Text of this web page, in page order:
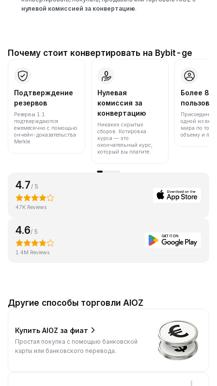
нулевой комиссией за конвертацию.
Почему стоит конвертировать на Bybit-ge
Подтверждение
резервов
Резервы 1:1
подтверждаются
ежемесячно с помощью
ончейн-доказательства
Merkle.
Нулевая
комиссия за
конвертацию
Никаких скрытых
сборов. Котировка
курса — это
окончательный курс,
который вы платите.
Более 86
одной из
мира по
объему и
4.7/ 5
47K Reviews
4.6/ 5
1.4M Reviews
Другие способы торговли AIOZ
Купить AIOZ за фиат
Простая покупка с помощью банковской
карты или банковского перевода.